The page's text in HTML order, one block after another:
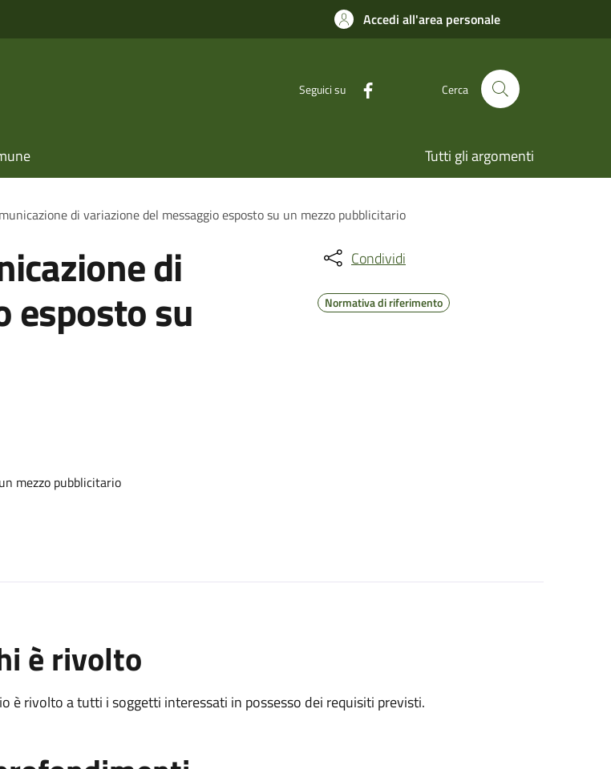
Accedi all'area personale
Seguici su Cerca
Tutti gli argomenti
di variazione del messaggio esposto su un mezzo pubblicitario
di
esposto su
mezzo pubblicitario
Condividi
Normativa di riferimento
è rivolto
è rivolto a tutti i soggetti interessati in possesso dei requisiti previsti.